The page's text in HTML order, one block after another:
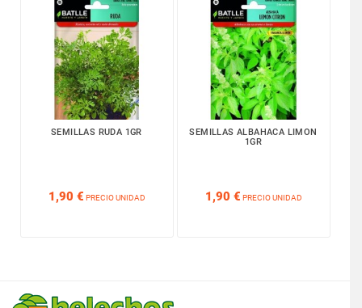
SEMILLAS RUDA 1GR
1,90 € PRECIO UNIDAD
SEMILLAS ALBAHACA LIMON
1GR
1,90 € PRECIO UNIDAD